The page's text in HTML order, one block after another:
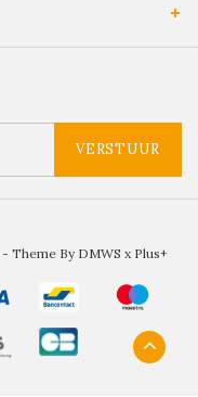
VERSTUUR
- Theme By DMWS x Plus+